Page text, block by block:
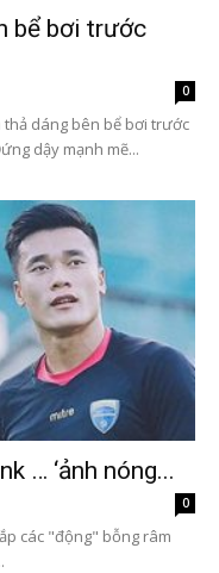
bể bơi trước
0
thả dáng bên bể bơi trước
dậy mạnh mẽ...
… ‘ảnh nóng...
0
các "động" bỗng râm